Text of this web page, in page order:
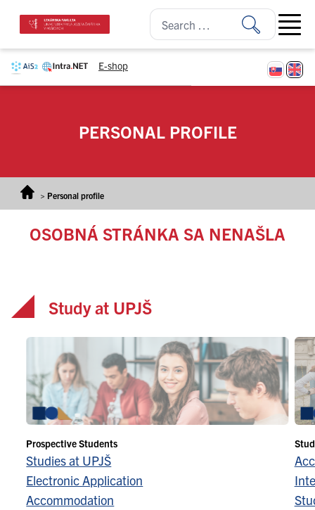
E-shop
Open
PERSONAL PROFILE
> Personal profile
OSOBNÁ STRÁNKA SA NENAŠLA
Study at UPJŠ
Prospective Students
Studies at UPJŠ
Electronic Application
Accommodation